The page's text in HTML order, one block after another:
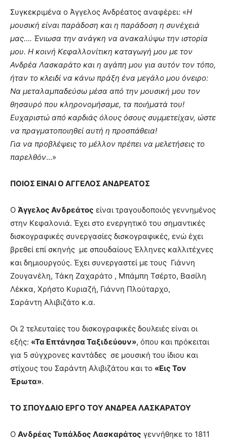
Συγκεκριμένα ο Άγγελος Ανδρέατος αναφέρει: «Η
μουσική είναι παράδοση και η παράδοση η συνέχειά
μας…. Ένιωσα την ανάγκη να ανακαλύψω την ιστορία
μου. Η κοινή Κεφαλλονίτικη καταγωγή μου με τον
Ανδρέα Λασκαράτο και η αγάπη μου για αυτόν τον τόπο,
ήταν το κλειδί να κάνω πράξη ένα μεγάλο μου όνειρο:
Να μεταλαμπαδεύσω μέσα από την μουσική μου τον
θησαυρό που κληρονομήσαμε, τα ποιήματά του!
Ευχαριστώ από καρδιάς όλους όσους συμμετείχαν, ώστε
να πραγματοποιηθεί αυτή η προσπάθεια!
Για να προβλέψεις το μέλλον πρέπει να μελετήσεις το
παρελθόν…»
ΠΟΙΟΣ ΕΙΝΑΙ Ο ΑΓΓΕΛΟΣ ΑΝΔΡΕΑΤΟΣ
Ο Άγγελος Ανδρεάτος είναι τραγουδοποιός γεννημένος
στην Κεφαλονιά. Έχει στο ενεργητικό του σημαντικές
δισκογραφικές συνεργασίες δισκογραφικές, ενώ έχει
βρεθεί επί σκηνής με σπουδαίους Έλληνες καλλιτέχνες
και δημιουργούς. Έχει συνεργαστεί με τους Γιάννη
Ζουγανέλη, Τάκη Ζαχαράτο , Μπάμπη Τσέρτο, Βασίλη
Λέκκα, Χρήστο Κυριαζή, Γιάννη Πλούταρχο,
Σαράντη Αλιβιζάτο κ.α.
Οι 2 τελευταίες του δισκογραφικές δουλειές είναι οι
εξής: «Τα Επτάνησα Ταξιδεύουν», όπου και πρόκειται
για 5 σύγχρονες καντάδες σε μουσική του ίδιου και
στίχους του Σαράντη Αλιβιζάτου και το «Εις Τον
Έρωτα».
ΤΟ ΣΠΟΥΔΑΙΟ ΕΡΓΟ ΤΟΥ ΑΝΔΡΕΑ ΛΑΣΚΑΡΑΤΟΥ
Ο Ανδρέας Τυπάλδος Λασκαράτος γεννήθηκε το 1811